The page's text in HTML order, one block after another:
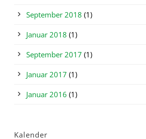
September 2018 (1)
Januar 2018 (1)
September 2017 (1)
Januar 2017 (1)
Januar 2016 (1)
Kalender